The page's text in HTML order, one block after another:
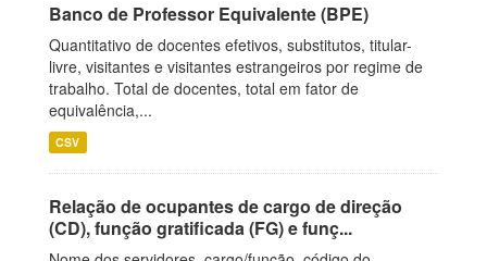
Banco de Professor Equivalente (BPE)
Quantitativo de docentes efetivos, substitutos, titular-
livre, visitantes e visitantes estrangeiros por regime de
trabalho. Total de docentes, total em fator de
equivalência,...
CSV
Relação de ocupantes de cargo de direção
(CD), função gratificada (FG) e funç...